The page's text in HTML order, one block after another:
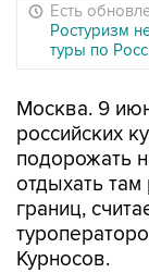
Есть
Ростуризм
туры по
Москва. 9
российских
подорожать
отдыхать
границ,
Курносов.